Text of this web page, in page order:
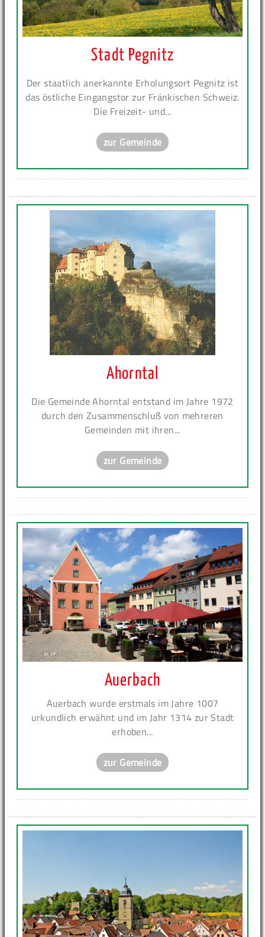
Stadt Pegnitz
Der staatlich anerkannte Erholungsort Pegnitz ist
das östliche Eingangstor zur Fränkischen Schweiz.
Die Freizeit- und...
zur Gemeinde
Ahorntal
Die Gemeinde Ahorntal entstand im Jahre 1972
durch den Zusammenschluß von mehreren
Gemeinden mit ihren...
zur Gemeinde
Auerbach
Auerbach wurde erstmals im Jahre 1007
urkundlich erwähnt und im Jahr 1314 zur Stadt
erhoben...
zur Gemeinde